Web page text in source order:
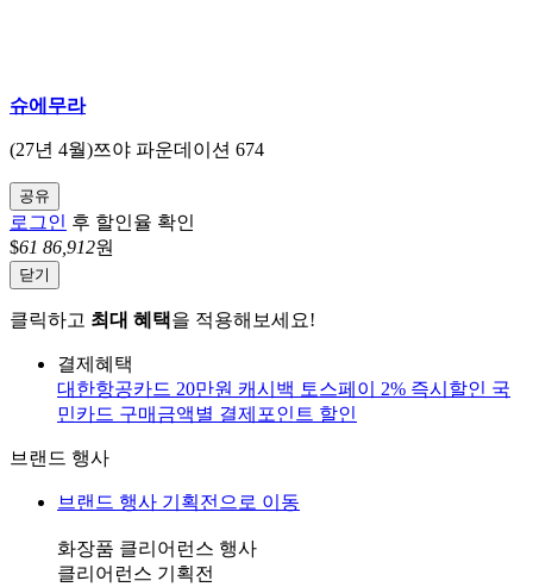
슈에무라
(27년 4월)쯔야 파운데이션 674
공유
로그인 후 할인율 확인
$61 86,912원
닫기
클릭하고 최대 혜택을 적용해보세요!
결제혜택
대한항공카드 20만원 캐시백 토스페이 2% 즉시할인 국
민카드 구매금액별 결제포인트 할인
브랜드 행사
브랜드 행사 기획전으로 이동
화장품 클리어런스 행사
클리어런스 기획전